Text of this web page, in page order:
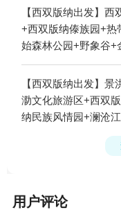
国科学院西双版纳热
轮+西双版纳雨林谷
版纳野生动物园+西
告庄夜市+蓝极国际
【西双版纳出发】
+西双版纳傣族园+热
始森林公园+野象谷+
+告庄西双景+星光夜
场+澜沧江游轮，湄
【西双版纳出发】
泐文化旅游区+西双
纳民族风情园+澜沧
园+西双版纳勐泐文
+西双版纳热带动物
日游
用户评论